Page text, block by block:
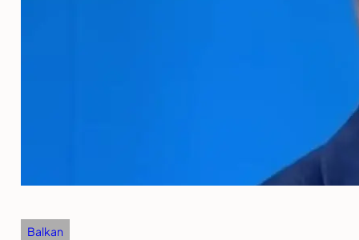
Balkan